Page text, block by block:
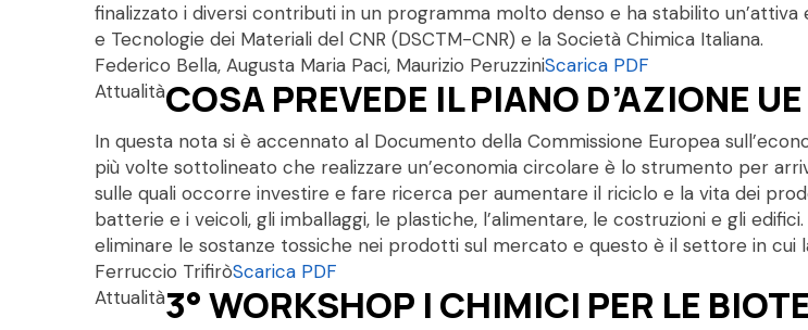
finalizzato i diversi contributi in un programma molto denso e ha stabilito
e Tecnologie dei Materiali del CNR (DSCTM-CNR) e la Società Chimica Italiana.
Federico Bella, Augusta Maria Paci, Maurizio PeruzziniScarica PDF
AttualitàCOSA PREVEDE IL PIANO D’AZIONE
In questa nota si è accennato al Documento della Commissione Europea
più volte sottolineato che realizzare un’economia circolare è lo strumento per
sulle quali occorre investire e fare ricerca per aumentare il riciclo e la vita dei
batterie e i veicoli, gli imballaggi, le plastiche, l’alimentare, le costruzioni e gli
eliminare le sostanze tossiche nei prodotti sul mercato e questo è il settore in cui
Ferruccio TrifiròScarica PDF
Attualità3° WORKSHOP I CHIMICI PER LE